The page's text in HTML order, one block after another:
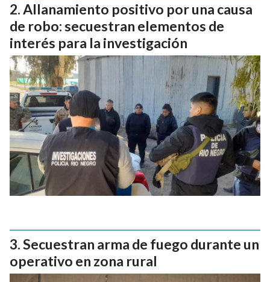
Allanamiento positivo por una causa
de robo: secuestran elementos de
interés para la investigación
Secuestran arma de fuego durante un
operativo en zona rural